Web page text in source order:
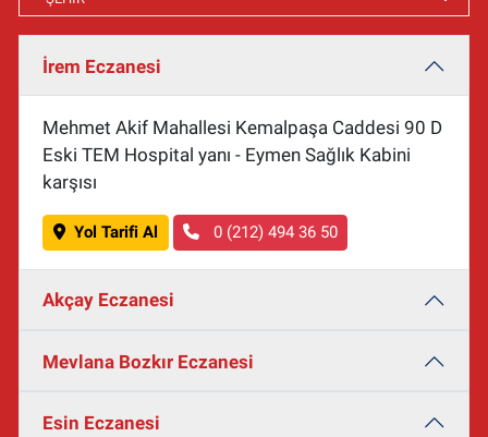
İrem Eczanesi
Mehmet Akif Mahallesi Kemalpaşa Caddesi 90 D
Eski TEM Hospital yanı - Eymen Sağlık Kabini
karşısı
Yol Tarifi Al 0 (212) 494 36 50
Akçay Eczanesi
Mevlana Bozkır Eczanesi
Esin Eczanesi